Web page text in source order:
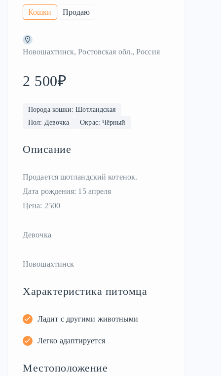
Кошки Продаю
Новошахтинск, Ростовская обл., Россия
2 500₽
Порода кошки: Шотландская
Пол: Девочка
Окрас: Чёрный
Описание
Продается шотландский котенок.
Дата рождения: 15 апреля
Цена: 2500
Девочка
Новошахтинск
Характеристика питомца
Ладит с другими животными
Легко адаптируется
Местоположение